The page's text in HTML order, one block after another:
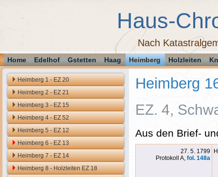
Haus-
Nach
Home Edelhof Gstetten Haag Heimberg Holzleiten
Heimberg 1 - EZ 20
Heimberg 2 - EZ 21
Heimberg 3 - EZ 15
Heimberg 4 - EZ 52
Heimberg 5 - EZ 12
Heimberg 6 - EZ 13
Heimberg 7 - EZ 14
Heimberg 8 - Holzleiten EZ 18
Heimberg
EZ. 4,
Aus den Brief-
27. 5. 1799
Protokoll A, fol. 148a